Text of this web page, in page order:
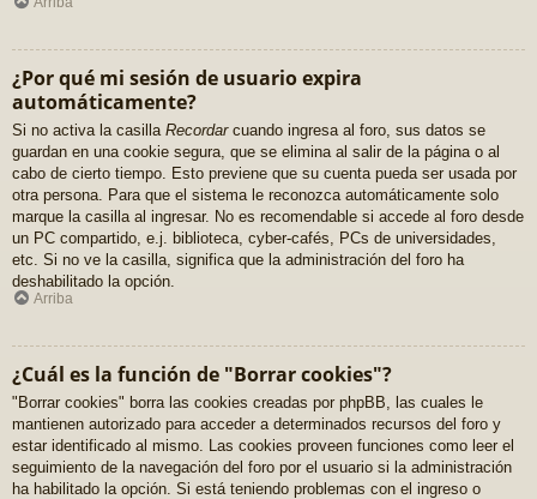
¿Por qué mi sesión de usuario expira
automáticamente?
Si no activa la casilla Recordarcuando ingresa al foro, sus datos se
guardan en una cookie segura, que se elimina al salir de la página o al
cabo de cierto tiempo. Esto previene que su cuenta pueda ser usada por
otra persona. Para que el sistema le reconozca automáticamente solo
marque la casilla al ingresar. No es recomendable si accede al foro desde
un PC compartido, e.j. biblioteca, cyber-cafés, PCs de universidades,
etc. Si no ve la casilla, significa que la administración del foro ha
deshabilitado la opción.
Arriba
¿Cuál es la función de "Borrar cookies"?
"Borrar cookies" borra las cookies creadas por phpBB, las cuales le
mantienen autorizado para acceder a determinados recursos del foro y
estar identificado al mismo. Las cookies proveen funciones como leer el
seguimiento de la navegación del foro por el usuario si la administración
ha habilitado la opción. Si está teniendo problemas con el ingreso o